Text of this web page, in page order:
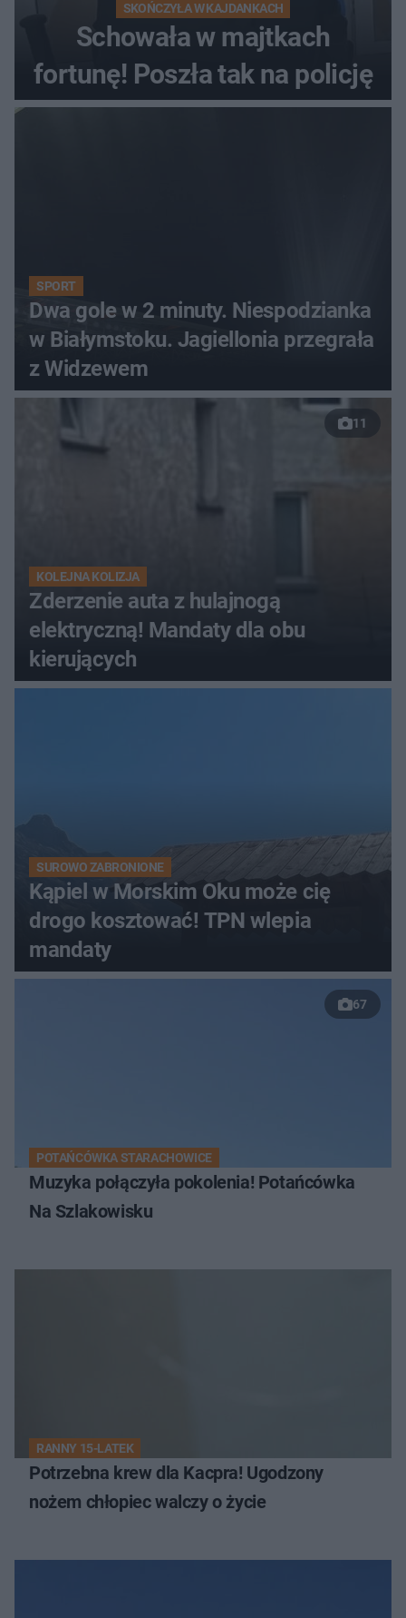
SKOŃCZYŁA W KAJDANKACH
Schowała w majtkach
fortunę! Poszła tak na policję
SPORT
Dwa gole w 2 minuty. Niespodzianka
w Białymstoku. Jagiellonia przegrała
z Widzewem
11
KOLEJNA KOLIZJA
Zderzenie auta z hulajnogą
elektryczną! Mandaty dla obu
kierujących
SUROWO ZABRONIONE
Kąpiel w Morskim Oku może cię
drogo kosztować! TPN wlepia
mandaty
67
POTAŃCÓWKA STARACHOWICE
Muzyka połączyła pokolenia! Potańcówka
Na Szlakowisku
RANNY 15-LATEK
Potrzebna krew dla Kacpra! Ugodzony
nożem chłopiec walczy o życie